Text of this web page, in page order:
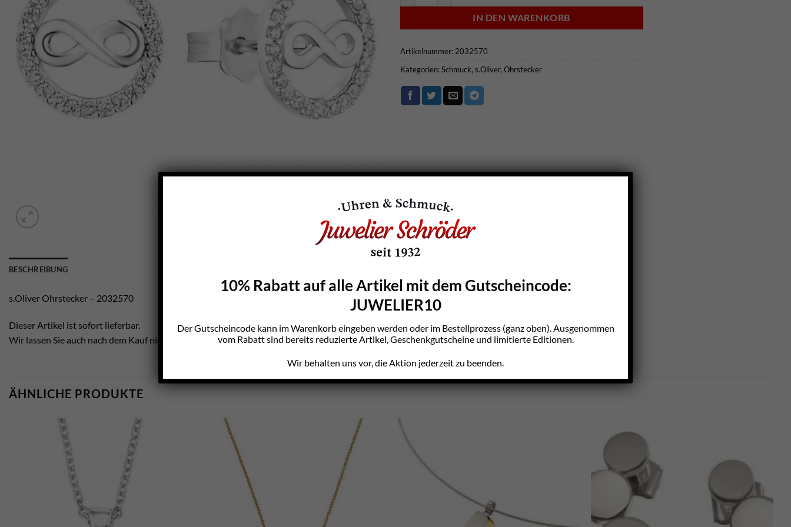
IN DEN WARENKORB
Artikelnummer: 2032570
Kategorien:Schmuck, s.Oliver, Ohrstecker
BESCHREIBUNG
s.Oliver Ohrstecker – 2032570
Dieser Artikel ist sofort lieferbar.
Wir lassen Sie auch nach dem Kauf nicht im Regen stehen.
ÄHNLICHE PRODUKTE
10% Rabatt auf alle Artikel mit dem Gutscheincode:
JUWELIER10
Der Gutscheincode kann im Warenkorb eingeben werden oder im Bestellprozess (ganz oben). Ausgenommen
vom Rabatt sind bereits reduzierte Artikel, Geschenkgutscheine und limitierte Editionen.
Wir behalten uns vor, die Aktion jederzeit zu beenden.